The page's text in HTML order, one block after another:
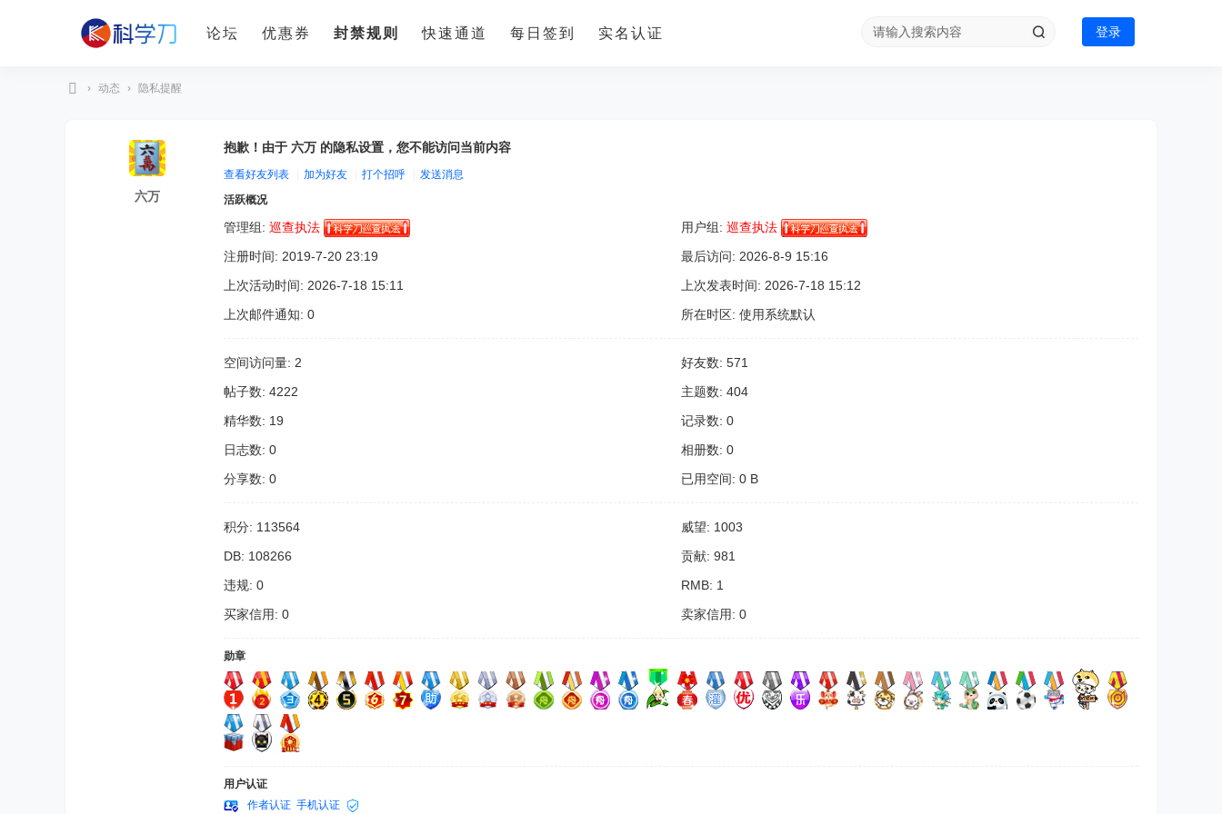
论坛 优惠券 封禁规则 快速通道 每日签到 实名认证 登录
› 动态 › 隐私提醒
六万
抱歉！由于 六万 的隐私设置，您不能访问当前内容
查看好友列表 加为好友 打个招呼
发送消息
活跃概况
管理组: 巡查执法 用户组: 巡查执法
注册时间: 2019-7-20 23:19
最后访问: 2026-8-9 15:16
上次活动时间: 2026-7-18 15:11
上次发表时间: 2026-7-18 15:12
上次邮件通知: 0
所在时区: 使用系统默认
空间访问量: 2
好友数: 571
帖子数: 4222
主题数: 404
精华数: 19
记录数: 0
日志数: 0
相册数: 0
分享数: 0
已用空间: 0 B
积分: 113564
威望: 1003
DB: 108266
贡献: 981
违规: 0
RMB: 1
买家信用: 0
卖家信用: 0
勋章
用户认证
作者认证 手机认证